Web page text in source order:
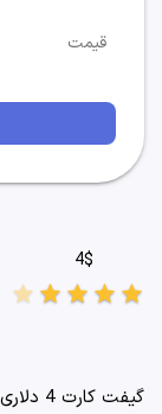
4$
star
star
star
star
star
گیفت
قیمت